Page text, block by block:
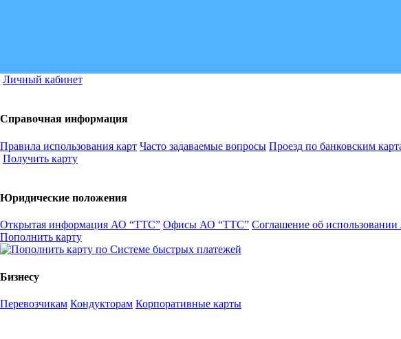
Личный кабинет
Справочная информация
Правила использования карт Часто задаваемые вопросы Проезд по банковским
Получить карту
Юридические положения
Открытая информация АО “ТТС” Офисы АО “ТТС” Соглашение об
Пополнить карту
Бизнесу
Перевозчикам Кондукторам Корпоративные карты